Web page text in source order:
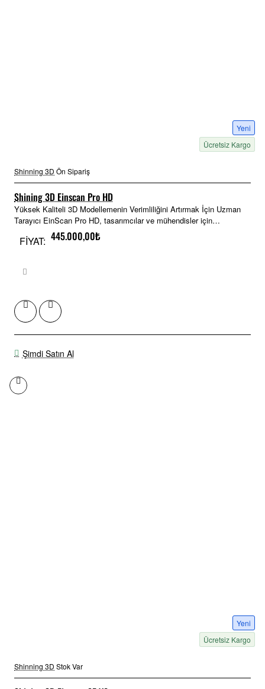
Yeni
Ücretsiz Kargo
Shinning 3D Ön Sipariş
Shining 3D Einscan Pro HD
Yüksek Kaliteli 3D Modellemenin Verimliliğini Artırmak İçin Uzman
Tarayıcı EinScan Pro HD, tasarımcılar ve mühendisler için
mükemmel olan y..
FİYAT: 445.000,00₺
Şimdi Satın Al
Yeni
Ücretsiz Kargo
Shinning 3D Stok Var